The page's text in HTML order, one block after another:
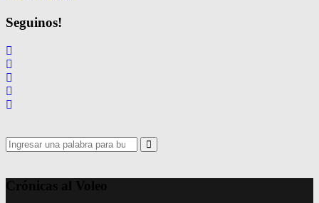
Seguinos!
Search
for:
Search
Crónicas al Voleo